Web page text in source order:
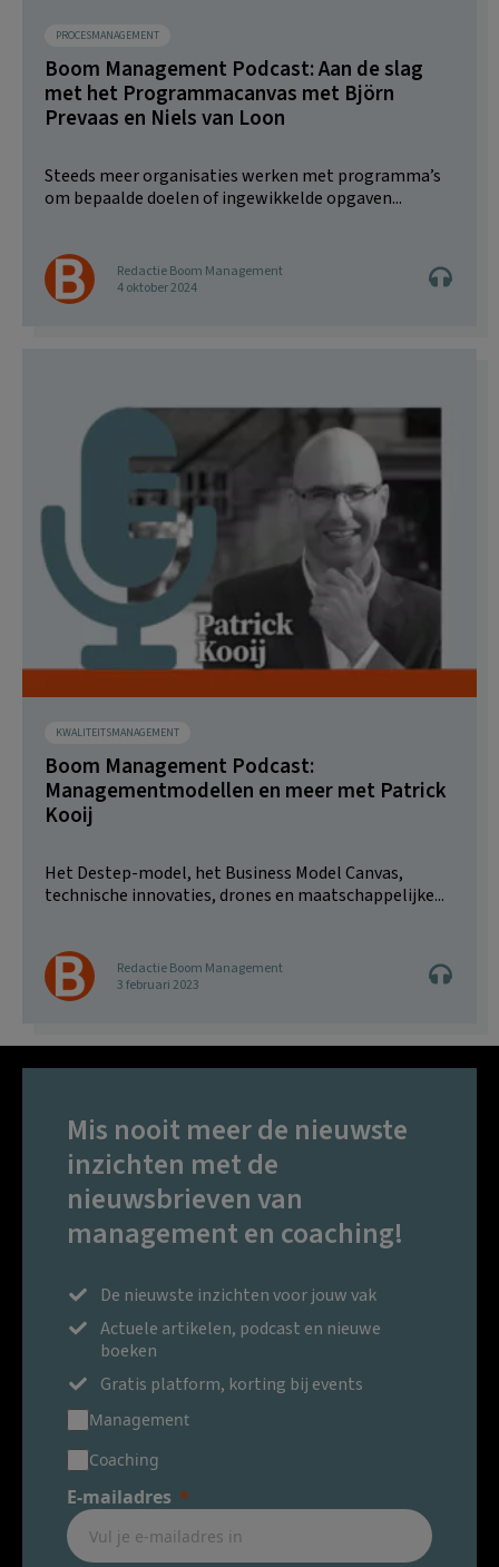
PROCESMANAGEMENT
Boom Management Podcast: Aan de slag
met het Programmacanvas met Björn
Prevaas en Niels van Loon
Steeds meer organisaties werken met programma’s
om bepaalde doelen of ingewikkelde opgaven...
Redactie Boom Management
4 oktober 2024
KWALITEITSMANAGEMENT
Boom Management Podcast:
Managementmodellen en meer met Patrick
Kooij
Het Destep-model, het Business Model Canvas,
technische innovaties, drones en maatschappelijke...
Redactie Boom Management
3 februari 2023
Mis nooit meer de nieuwste
inzichten met de
nieuwsbrieven van
management en coaching!
De nieuwste inzichten voor jouw vak
Actuele artikelen, podcast en nieuwe
boeken
Gratis platform, korting bij events
Management
Coaching
E-mailadres